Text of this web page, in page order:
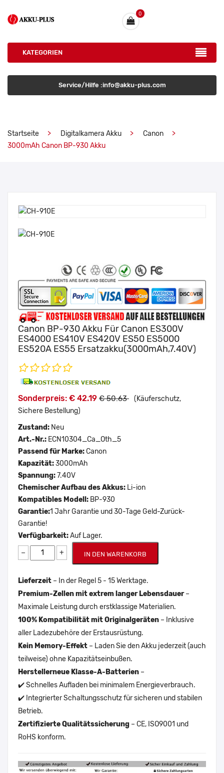
0
KATEGORIEN
Service/Hilfe :info@akku-plus.com
Startseite Digitalkamera Akku
Canon
3000mAh Canon BP-930 Akku
Canon BP-930 Akku Für Canon ES300V
ES4000 ES410V ES420V ES50 ES5000
ES520A ES55 Ersatzakku(3000mAh,7.40V)
Sonderpreis: € 42.19 € 50.63 (Käuferschutz,
Sichere Bestellung)
Zustand: Neu
Art.-Nr.: ECN10304_Ca_Oth_5
Passend für Marke:Canon
Kapazität:3000mAh
Spannung:7.40V
Chemischer Aufbau des Akkus: Li-ion
Kompatibles Modell: BP-930
Garantie:1 Jahr Garantie und 30-Tage Geld-Zurück-
Garantie!
Verfügbarkeit:Auf Lager.
− + IN DEN WARENKORB
Lieferzeit – In der Regel 5 - 15 Werktage.
Premium-Zellen mit extrem langer Lebensdauer–
Maximale Leistung durch erstklassige Materialien.
100% Kompatibilität mit Originalgeräten – Inklusive
aller Ladezubehöre der Erstausrüstung.
Kein Memory-Effekt – Laden Sie den Akku jederzeit (auch
teilweise) ohne Kapazitätseinbußen.
Herstellerneue Klasse-A-Batterien –
✔️ Schnelles Aufladen bei minimalem Energieverbrauch.
✔️ Integrierter Schaltungsschutz für sicheren und stabilen
Betrieb.
Zertifizierte Qualitätssicherung – CE, ISO9001 und
RoHS konform.